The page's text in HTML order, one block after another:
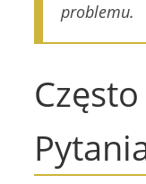
problemu.